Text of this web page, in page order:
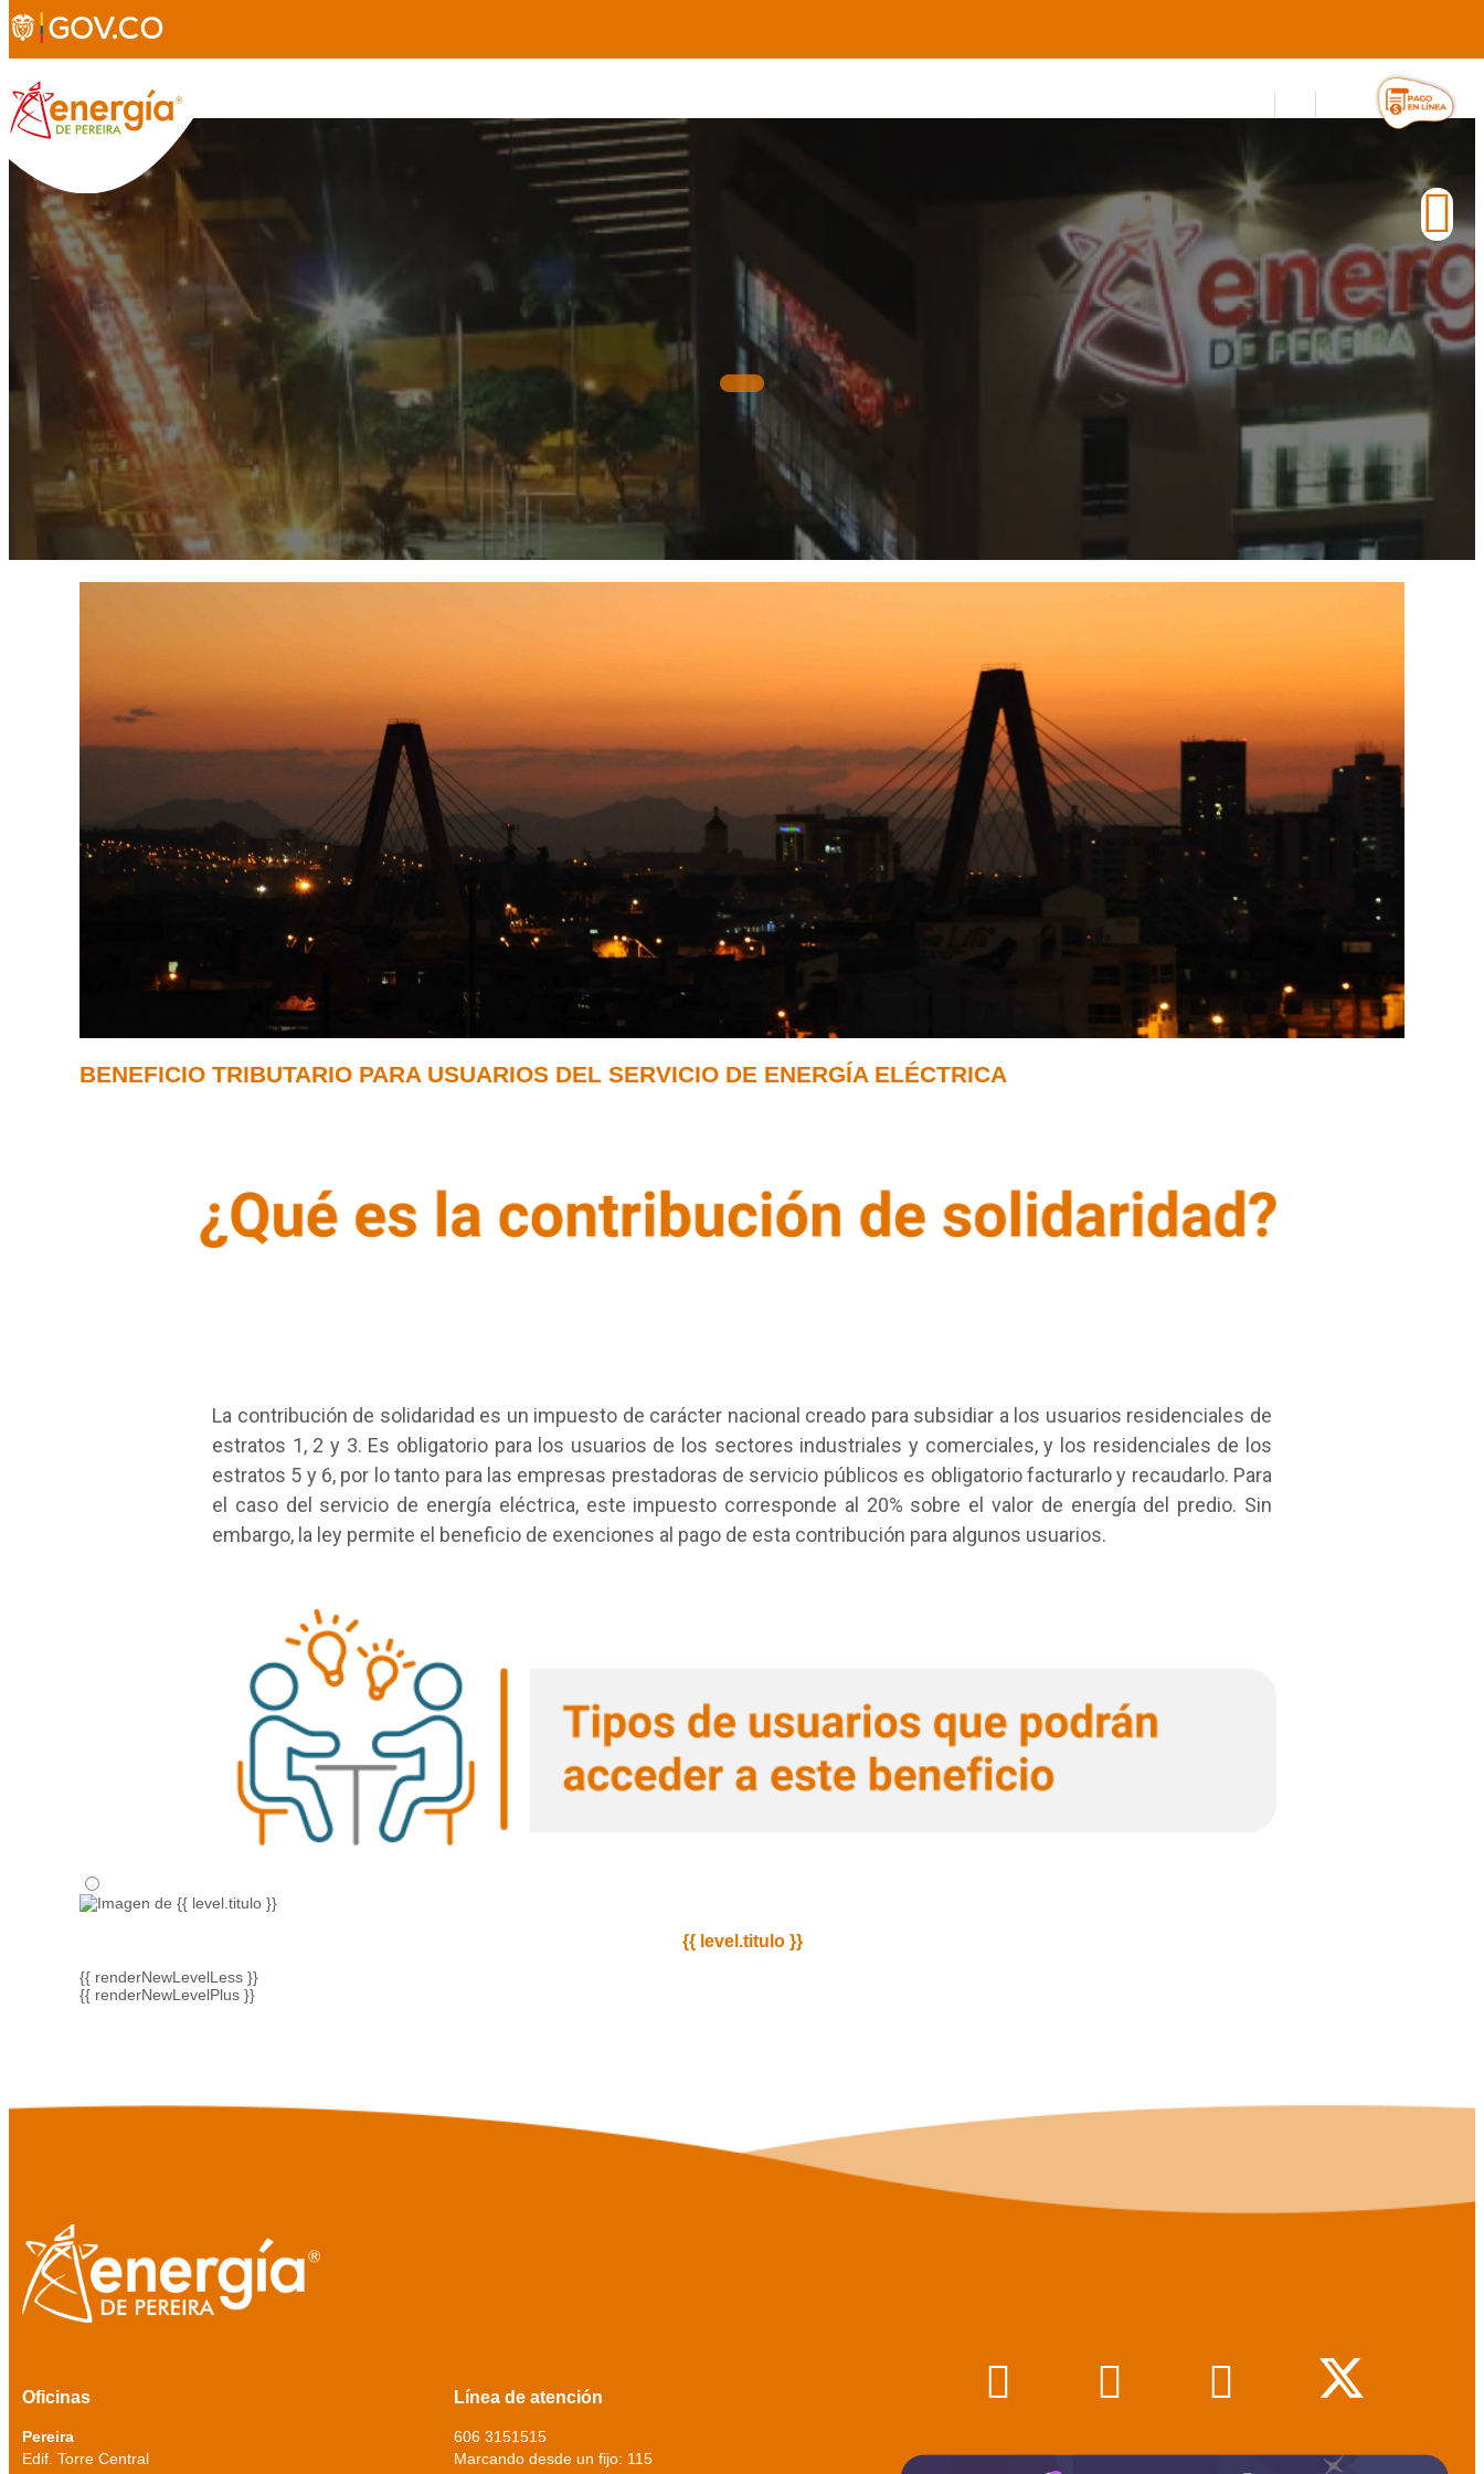
BENEFICIO TRIBUTARIO PARA USUARIOS DEL SERVICIO DE ENERGÍA ELÉCTRICA
La contribución de solidaridad es un impuesto de carácter nacional creado para subsidiar a los usuarios residenciales de
estratos 1, 2 y 3. Es obligatorio para los usuarios de los sectores industriales y comerciales, y los residenciales de los
estratos 5 y 6, por lo tanto para las empresas prestadoras de servicio públicos es obligatorio facturarlo y recaudarlo. Para
el caso del servicio de energía eléctrica, este impuesto corresponde al 20% sobre el valor de energía del predio. Sin
embargo, la ley permite el beneficio de exenciones al pago de esta contribución para algunos usuarios.
{{ level.titulo }}
{{ renderNewLevelLess }}
{{ renderNewLevelPlus }}
Oficinas
Pereira
Edif. Torre Central
Línea de atención
606 3151515
Marcando desde un fijo: 115